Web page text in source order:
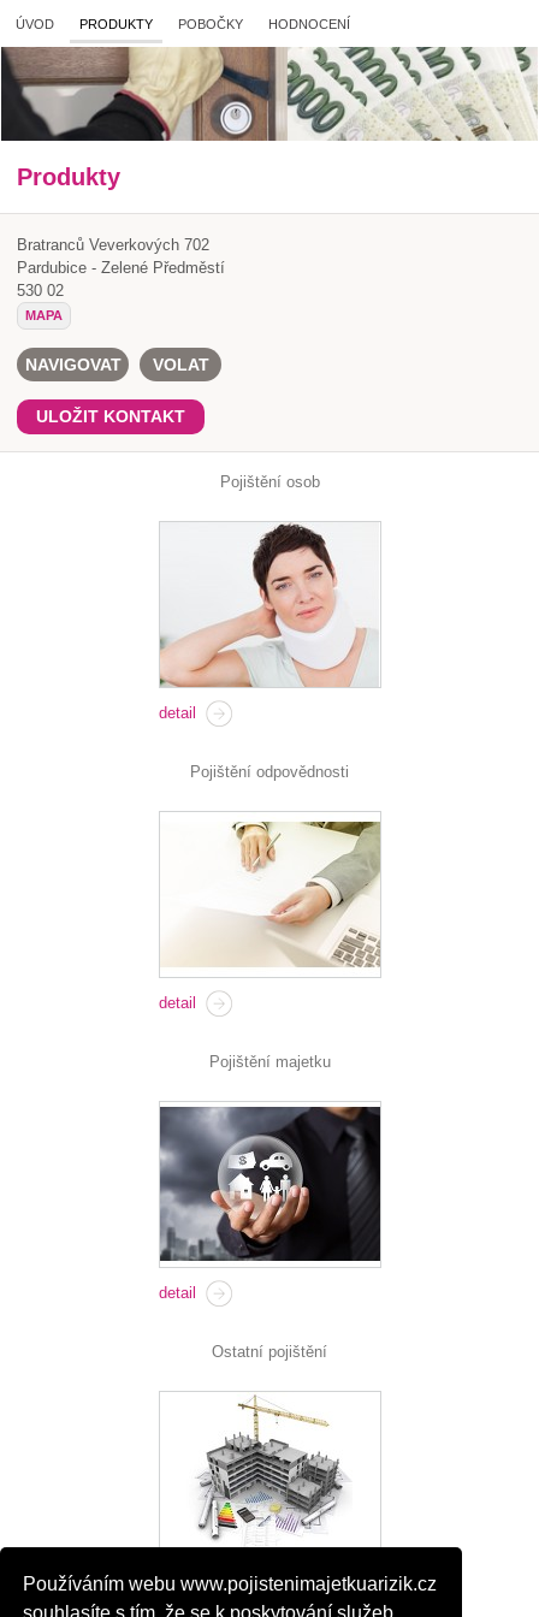
Používáním webu www.pojistenimajetkuarizik.cz
souhlasíte s tím, že se k poskytování služeb,
ÚVOD PRODUKTY POBOČKY HODNOCENÍ
Produkty
Bratranců Veverkových 702
Pardubice - Zelené Předměstí
530 02
MAPA
NAVIGOVAT VOLAT
ULOŽIT KONTAKT
Pojištění osob
detail
Pojištění odpovědnosti
detail
Pojištění majetku
detail
Ostatní pojištění
detail